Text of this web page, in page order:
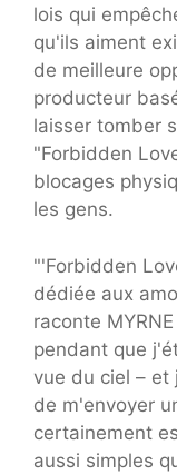
lois qui
qu'ils aiment
de meilleure
producteur
laisser tomber
"Forbidden
blocages
les gens.
"'Forbidden
dédiée aux
raconte MYRNE
pendant que
vue du ciel –
de m'envoyer
certainement
aussi simples